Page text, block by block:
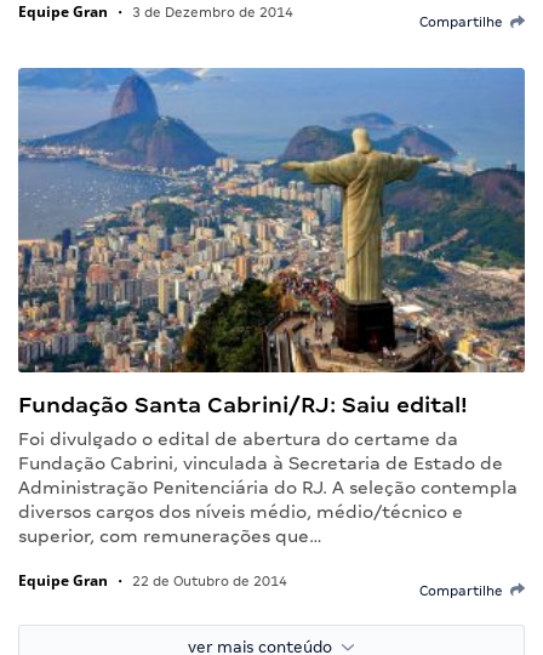
Equipe Gran • 3 de Dezembro de 2014
Compartilhe
Fundação Santa Cabrini/RJ: Saiu edital!
Foi divulgado o edital de abertura do certame da
Fundação Cabrini, vinculada à Secretaria de Estado de
Administração Penitenciária do RJ. A seleção contempla
diversos cargos dos níveis médio, médio/técnico e
superior, com remunerações que…
Equipe Gran • 22 de Outubro de 2014
Compartilhe
ver mais conteúdo